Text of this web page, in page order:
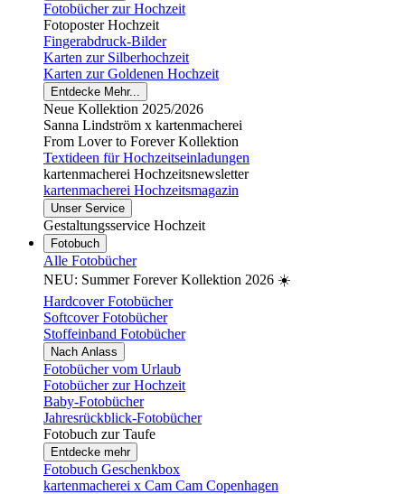
Fotobücher zur Hochzeit
Fotoposter Hochzeit
Fingerabdruck-Bilder
Karten zur Silberhochzeit
Karten zur Goldenen Hochzeit
Entdecke Mehr...
Neue Kollektion 2025/2026
Sanna Lindström x kartenmacherei
From Lover to Forever Kollektion
Textideen für Hochzeitseinladungen
kartenmacherei Hochzeitsnewsletter
kartenmacherei Hochzeitsmagazin
Unser Service
Gestaltungsservice Hochzeit
Fotobuch
Alle Fotobücher
NEU: Summer Forever Kollektion 2026 ☀️
Hardcover Fotobücher
Softcover Fotobücher
Stoffeinband Fotobücher
Nach Anlass
Fotobücher vom Urlaub
Fotobücher zur Hochzeit
Baby-Fotobücher
Jahresrückblick-Fotobücher
Fotobuch zur Taufe
Entdecke mehr
Fotobuch Geschenkbox
kartenmacherei x Cam Cam Copenhagen